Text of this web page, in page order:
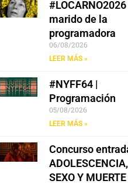
#LOCARNO2026
marido de la
programadora
06/08/2026
LEER MÁS »
#NYFF64 |
Programación
05/08/2026
LEER MÁS »
Concurso
ADOLESCENCIA,
SEXO Y